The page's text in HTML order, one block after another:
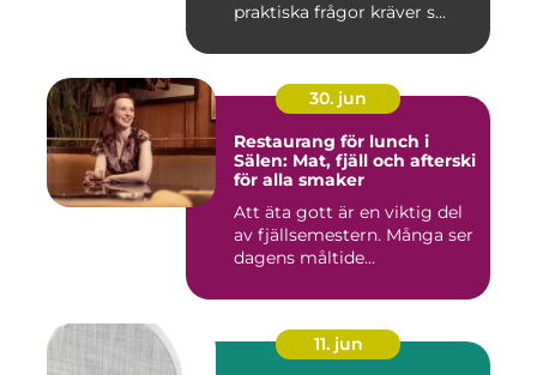
praktiska frågor kräver s...
30. jun
Restaurang för lunch i
Sälen: Mat, fjäll och afterski
för alla smaker
Att äta gott är en viktig del
av fjällsemestern. Många ser
dagens måltide...
11. jun